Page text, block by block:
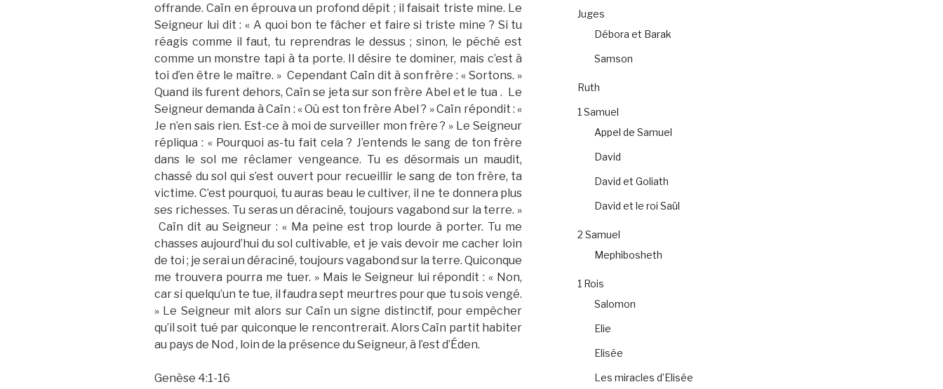
offrande. Caïn en éprouva un profond dépit ; il faisait triste mine. Le
Seigneur lui dit : « A quoi bon te fâcher et faire si triste mine ? Si tu
réagis comme il faut, tu reprendras le dessus ; sinon, le péché est
comme un monstre tapi à ta porte. Il désire te dominer, mais c’est à
toi d’en être le maître. » Cependant Caïn dit à son frère : « Sortons. »
Quand ils furent dehors, Caïn se jeta sur son frère Abel et le tua . Le
Seigneur demanda à Caïn : « Où est ton frère Abel ? » Caïn répondit : «
Je n’en sais rien. Est-ce à moi de surveiller mon frère ? » Le Seigneur
répliqua : « Pourquoi as-tu fait cela ? J’entends le sang de ton frère
dans le sol me réclamer vengeance. Tu es désormais un maudit,
chassé du sol qui s’est ouvert pour recueillir le sang de ton frère, ta
victime. C’est pourquoi, tu auras beau le cultiver, il ne te donnera plus
ses richesses. Tu seras un déraciné, toujours vagabond sur la terre. »
Caïn dit au Seigneur : « Ma peine est trop lourde à porter. Tu me
chasses aujourd’hui du sol cultivable, et je vais devoir me cacher loin
de toi ; je serai un déraciné, toujours vagabond sur la terre. Quiconque
me trouvera pourra me tuer. » Mais le Seigneur lui répondit : « Non,
car si quelqu’un te tue, il faudra sept meurtres pour que tu sois vengé.
» Le Seigneur mit alors sur Caïn un signe distinctif, pour empêcher
qu’il soit tué par quiconque le rencontrerait. Alors Caïn partit habiter
au pays de Nod , loin de la présence du Seigneur, à l’est d’Éden.
Genèse 4:1‭-‬16
Juges
Débora et Barak
Samson
Ruth
1 Samuel
Appel de Samuel
David
David et Goliath
David et le roi Saül
2 Samuel
Mephibosheth
1 Rois
Salomon
Elie
Elisée
Les miracles d’Elisée